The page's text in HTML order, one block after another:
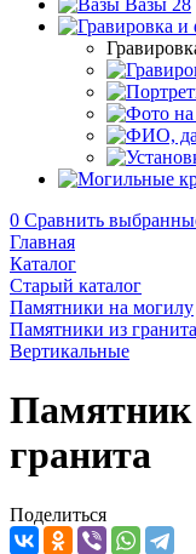
Вазы 28
0 Сравнить
Главная
Каталог
Старый каталог
Памятники на могилу
Памятники из гранита
Вертикальные
Памятник
гранита
Поделиться